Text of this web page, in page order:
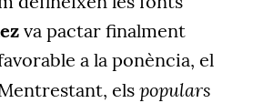
va pactar finalment
a la ponència, el
els populars